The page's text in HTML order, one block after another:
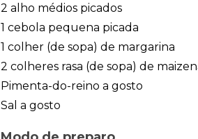
2 alho médios picados
1 cebola pequena picada
1 colher (de sopa) de margarina
2 colheres rasa (de sopa) de
Pimenta-do-reino a gosto
Sal a gosto